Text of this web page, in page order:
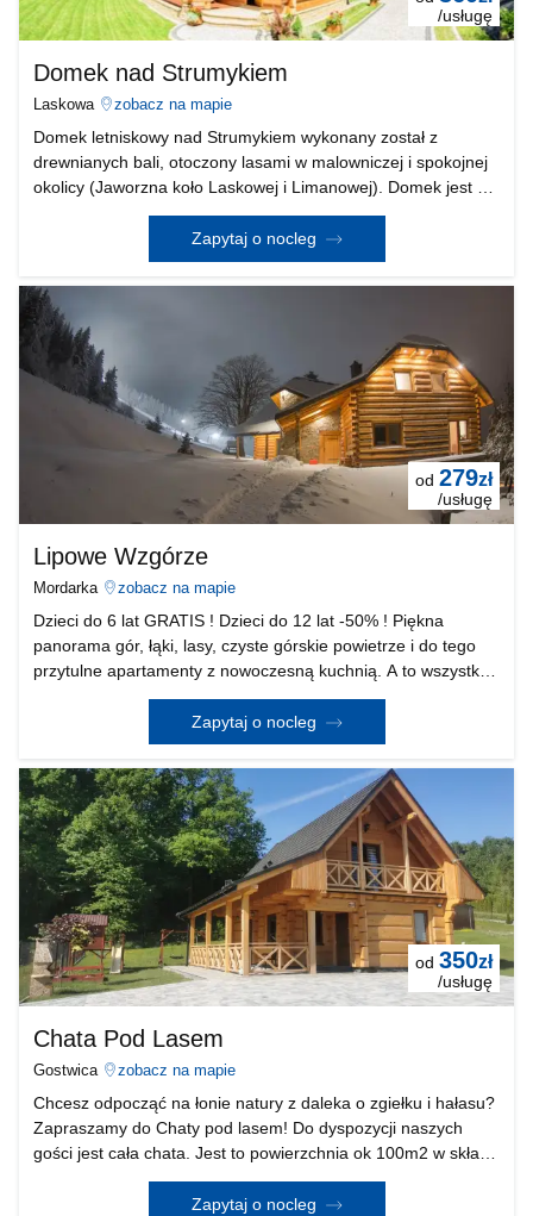
/usługę
Domek nad Strumykiem
Laskowa zobacz na mapie
Domek letniskowy nad Strumykiem wykonany został z
drewnianych bali, otoczony lasami w malowniczej i spokojnej
okolicy (Jaworzna koło Laskowej i Limanowej). Domek jest w
pełni wyposażony posiada: pralkę, lodówkę, kuchenkę, sprzęt
do odtwarzania muzyki oraz wszystkie prz
Zapytaj o nocleg
od 279zł
/usługę
Lipowe Wzgórze
Mordarka zobacz na mapie
Dzieci do 6 lat GRATIS ! Dzieci do 12 lat -50% ! Piękna
panorama gór, łąki, lasy, czyste górskie powietrze i do tego
przytulne apartamenty z nowoczesną kuchnią. A to wszystko
w cieniu starej, stuletniej lipy. Noclegi Lipowe Wzgórze to
miejsce w górach usytuowane w malo
Zapytaj o nocleg
od 350zł
/usługę
Chata Pod Lasem
Gostwica zobacz na mapie
Chcesz odpocząć na łonie natury z daleka o zgiełku i hałasu?
Zapraszamy do Chaty pod lasem! Do dyspozycji naszych
gości jest cała chata. Jest to powierzchnia ok 100m2 w skład
której wchodzi duża w pełni wyposażona kuchnia z otwartym
salonem oraz łazienka, a także 2 syp
Zapytaj o nocleg